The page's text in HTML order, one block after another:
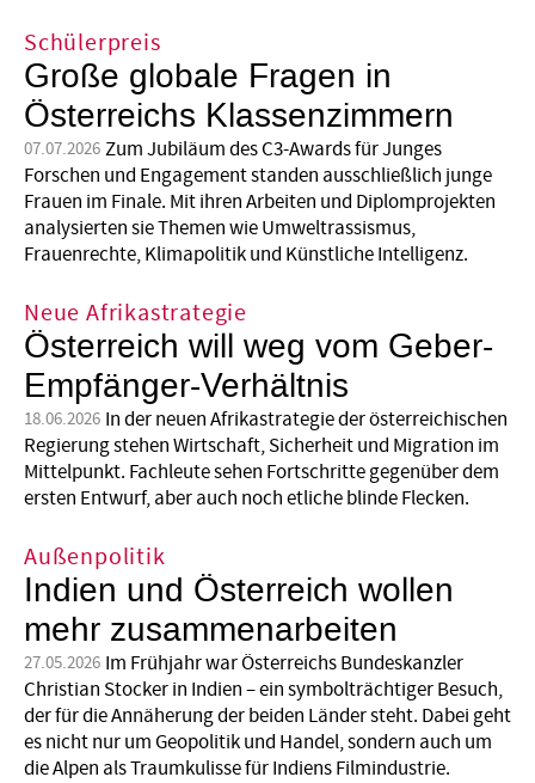
Schülerpreis
Große globale Fragen in
Österreichs Klassenzimmern
07.07.2026 Zum Jubiläum des C3-Awards für Junges
Forschen und Engagement standen ausschließlich junge
Frauen im Finale. Mit ihren Arbeiten und Diplomprojekten
analysierten sie Themen wie Umweltrassismus,
Frauenrechte, Klimapolitik und Künstliche Intelligenz.
Neue Afrikastrategie
Österreich will weg vom Geber-
Empfänger-Verhältnis
18.06.2026 In der neuen Afrikastrategie der österreichischen
Regierung stehen Wirtschaft, Sicherheit und Migration im
Mittelpunkt. Fachleute sehen Fortschritte gegenüber dem
ersten Entwurf, aber auch noch etliche blinde Flecken.
Außenpolitik
Indien und Österreich wollen
mehr zusammenarbeiten
27.05.2026 Im Frühjahr war Österreichs Bundeskanzler
Christian Stocker in Indien – ein symbolträchtiger Besuch,
der für die Annäherung der beiden Länder steht. Dabei geht
es nicht nur um Geopolitik und Handel, sondern auch um
die Alpen als Traumkulisse für Indiens Filmindustrie.